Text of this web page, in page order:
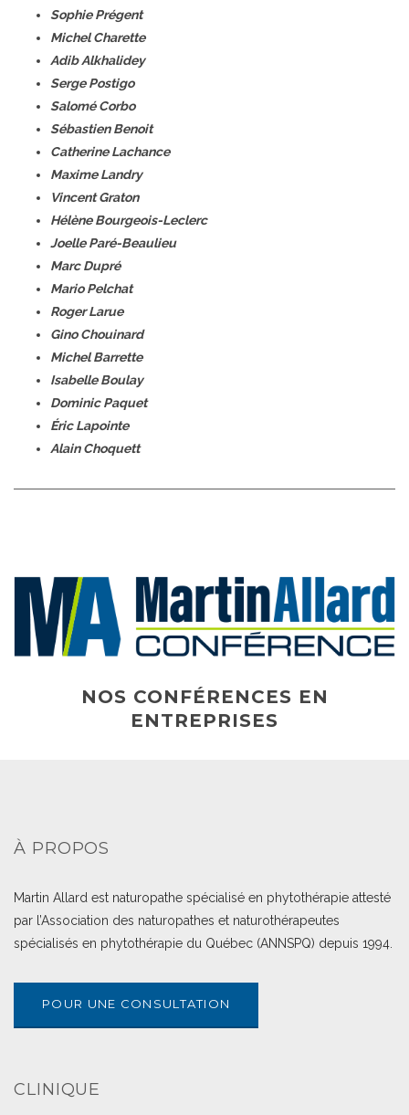
Sophie Prégent
Michel Charette
Adib Alkhalidey
Serge Postigo
Salomé Corbo
Sébastien Benoit
Catherine Lachance
Maxime Landry
Vincent Graton
Hélène Bourgeois-Leclerc
Joelle Paré-Beaulieu
Marc Dupré
Mario Pelchat
Roger Larue
Gino Chouinard
Michel Barrette
Isabelle Boulay
Dominic Paquet
Éric Lapointe
Alain Choquett
NOS CONFÉRENCES EN
ENTREPRISES
À PROPOS
Martin Allard est naturopathe spécialisé en phytothérapie attesté
par l’Association des naturopathes et naturothérapeutes
spécialisés en phytothérapie du Québec (ANNSPQ) depuis 1994.
POUR UNE CONSULTATION
CLINIQUE